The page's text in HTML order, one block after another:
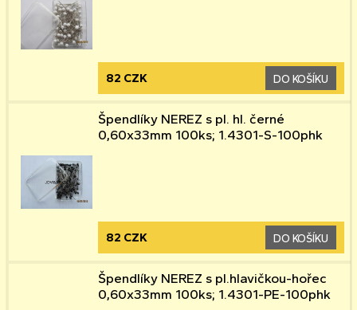
82 CZK DO KOŠÍKU
Špendlíky NEREZ s pl. hl. černé
0,60x33mm 100ks; 1.4301-S-100phk
82 CZK DO KOŠÍKU
Špendlíky NEREZ s pl.hlavičkou-hořec
0,60x33mm 100ks; 1.4301-PE-100phk